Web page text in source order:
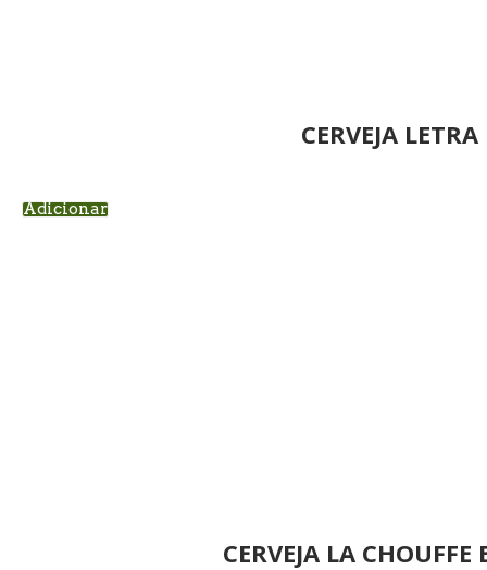
CERVEJA
Adicionar
CERVEJA LA